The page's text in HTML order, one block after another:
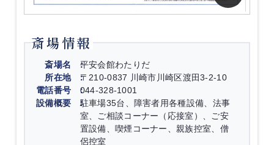
斎場情報
斎場名
平安会館わたりだ
所在地
〒210-0837 川崎市川崎区渡田3-2-10
電話番号
044-328-1001
設備概要
駐車場35台、障害者用各種設備、法事
室、ご相談コーナー（応接室）、ご安
置設備、喫煙コーナー、親族控室、僧
侶控室